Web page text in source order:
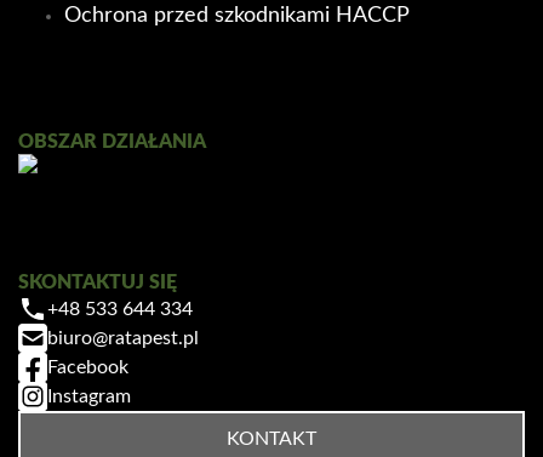
Zrobiłem/am już coś sam/a przed zabiegiem
— pomogłem czy zaszkodziłem?
Ile trwa taki zabieg?
OBSZAR DZIAŁANIA
Ochrona przed szkodnikami HACCP
SKONTAKTUJ SIĘ
+48 533 644 334
biuro@ratapest.pl
Facebook
Instagram
KONTAKT